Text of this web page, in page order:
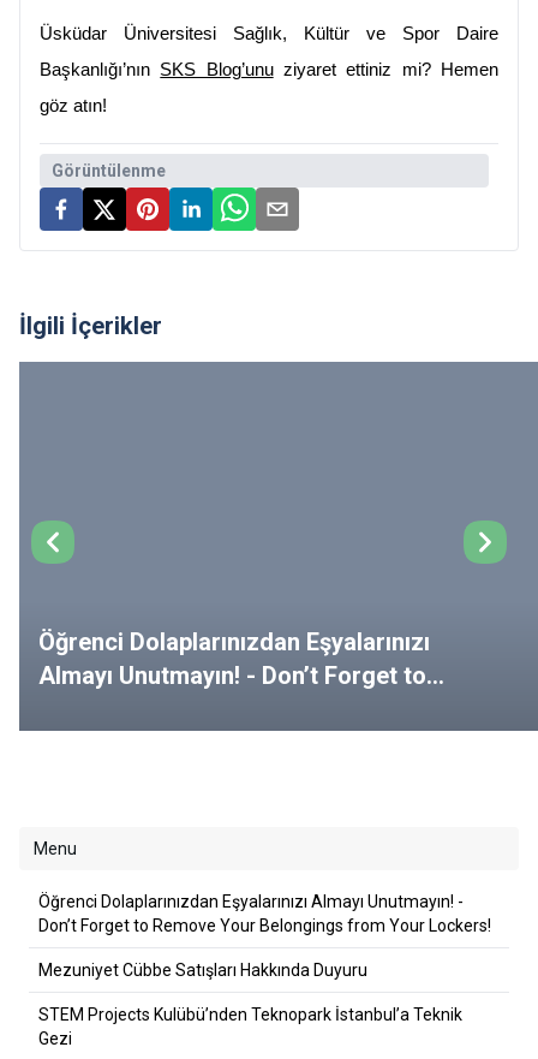
Üsküdar Üniversitesi Sağlık, Kültür ve Spor Daire
Başkanlığı’nın SKS Blog’unu ziyaret ettiniz mi? Hemen
göz atın!
Görüntülenme
İlgili İçerikler
Öğrenci Dolaplarınızdan Eşyalarınızı
Almayı Unutmayın! - Don’t Forget to
Menu
Öğrenci Dolaplarınızdan Eşyalarınızı Almayı Unutmayın! -
Don’t Forget to Remove Your Belongings from Your Lockers!
Mezuniyet Cübbe Satışları Hakkında Duyuru
STEM Projects Kulübü’nden Teknopark İstanbul’a Teknik
Gezi